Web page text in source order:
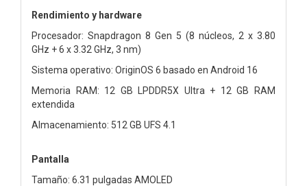
Rendimiento y hardware
Procesador: Snapdragon 8 Gen 5 (8 núcleos, 2 x 3.80
GHz + 6 x 3.32 GHz, 3 nm)
Sistema operativo: OriginOS 6 basado en Android 16
Memoria RAM: 12 GB LPDDR5X Ultra + 12 GB RAM
extendida
Almacenamiento: 512 GB UFS 4.1
Pantalla
Tamaño: 6.31 pulgadas AMOLED